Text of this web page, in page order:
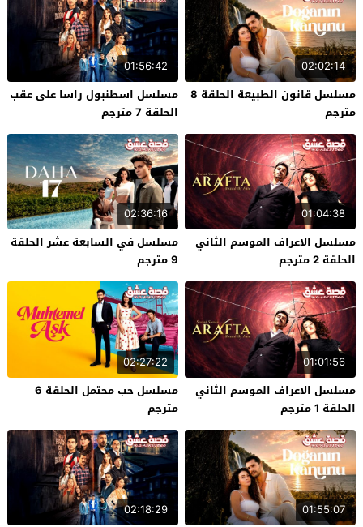
02:02:14
مسلسل قانون الطبيعة الحلقة 8
مترجم
01:56:42
مسلسل اسطنبول راسا على عقب
الحلقة 7 مترجم
01:04:38
مسلسل الاعراف الموسم الثاني
الحلقة 2 مترجم
02:36:16
مسلسل في السابعة عشر الحلقة
9 مترجم
01:01:56
مسلسل الاعراف الموسم الثاني
الحلقة 1 مترجم
02:27:22
مسلسل حب محتمل الحلقة 6
مترجم
01:55:07
02:18:29